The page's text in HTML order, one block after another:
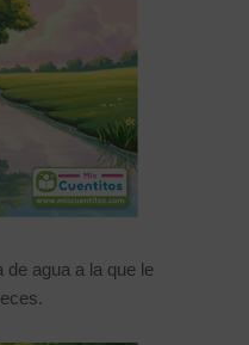
de agua a la que le